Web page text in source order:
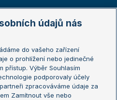
Australian Open
French Open
Wimbledon
US Open
údajů nás
do vašeho zařízení
o prohlížení nebo jedinečné
přístup. Výběr Souhlasím
podporovaly účely
zpracováváme údaje za
Zamítnout vše nebo